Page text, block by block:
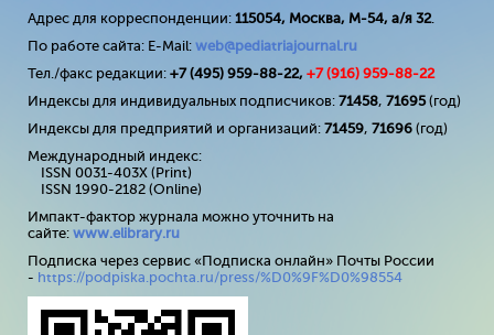
Адрес для корреспонденции: 115054, Москва, М-54, а/я 32.
По работе сайта: E-Mail: web@pediatriajournal.ru
Тел./факс редакции: +7 (495) 959-88-22, +7 (916) 959-88-22
Индексы для индивидуальных подписчиков: 71458, 71695(год)
Индексы для предприятий и организаций: 71459, 71696 (год)
Международный индекс:
ISSN 0031-403X (Print)
ISSN 1990-2182 (Online)
Импакт-фактор журнала можно уточнить на
сайте: www.elibrary.ru
Подписка через сервис «Подписка онлайн» Почты России
- https://podpiska.pochta.ru/press/%D0%9F%D0%98554